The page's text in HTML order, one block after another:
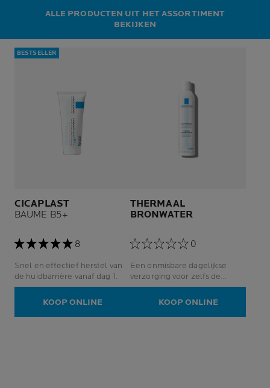
ALLE PRODUCTEN UIT HET ASSORTIMENT
BEKIJKEN
BESTSELLER
CICAPLAST
BAUME B5+
8
Snel en effectief herstel van
de huidbarrière vanaf dag 1.
KOOP ONLINE
THERMAAL
BRONWATER
0
Een onmisbare dagelijkse
verzorging voor zelfs de
meest kwetsbare gevoelige
huid: pasgeborenen, kinderen,
vrouwen.
KOOP ONLINE